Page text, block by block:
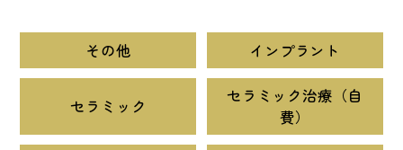
その他 インプラント
セラミック
セラミック治療（自
費）